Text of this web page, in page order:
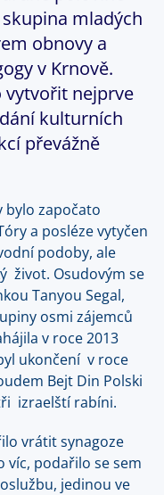
mladých
obnovy a
v Krnově.
vytvořit nejprve
kulturních
převážně
bylo započato
a posléze vytyčen
podoby, ale
život. Osudovým se
Tanyou Segal,
osmi zájemců
v roce 2013
ukončení v roce
Bejt Din Polski
izraelští rabíni.
vrátit synagoze
víc, podařilo se sem
jedinou ve